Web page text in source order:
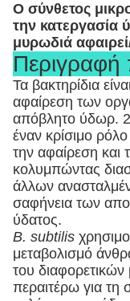
Ο σύνθετος
την κατεργασία
μυρωδιά
Περιγραφή
Τα βακτηρίδια
αφαίρεση των
απόβλητο ύδωρ.
έναν κρίσιμο
την αφαίρεση
κολυμπώντας
άλλων
σαφήνεια των
ύδατος.
Β. subtilis
μεταβολισμό
του διαφορετικών
περαιτέρω για τη